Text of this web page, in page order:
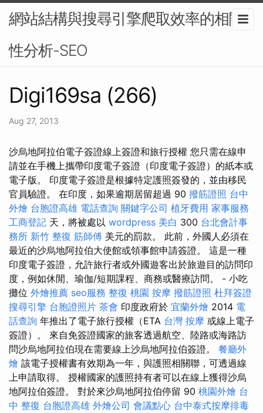
網站結構與搜尋引擎爬取效率的相關
性分析-SEO
Digi169sa (266)
Aug 27, 2013
沙烏地阿拉伯電子簽證線上簽證和旅行授權 您只需在線申
請並在手機上攜帶印度電子簽證（印度電子簽證）的紙本或
電子版。 印度電子簽證是根據特定護照簽發的，並由移民
官員驗證。 在印度，如果逾期居留超過 90 撥筋證照 台中
外燴 台胞證高雄 電話查詢 關鍵字公司 植牙費用 家事服務
工商登記 天，將被處以 wordpress 美白 300 台北會計事
務所 新竹 整復 筋師傅 美元的罰款。 此前，外國人必須在
最近的沙烏地阿拉伯大使館或領事館申請簽證。 這是一種
印度電子簽證，允許旅行者或外國遊客出於旅遊目的訪問印
度，例如休閒、瑜伽/短期課程、商務或醫療訪問。 - 小吃
攤位 外燴推薦 seo服務 整復 桃園 按摩 撥筋證照 杜拜簽證
搜尋引擎 台胞證照片 茶會 印度政府於 宜蘭外燴 2014 電
話查詢 年推出了電子旅行授權（ETA 台灣 按摩 或線上電子
簽證）。 來自免簽證國家的旅客透過航空、陸路或海路訪
問沙烏地阿拉伯現在需要線上沙烏地阿拉伯簽證。 餐廳外
燴 該電子授權書有效期為一年，與護照相關聯，可透過線
上申請取得。 授權國家的護照持有者可以在線上獲得沙烏
地阿拉伯簽證。 對於來沙烏地阿拉伯停留 90 桃園外燴 台
中 整復 台胞證高雄 外燴公司 會議點心 台中泰式按摩排毒